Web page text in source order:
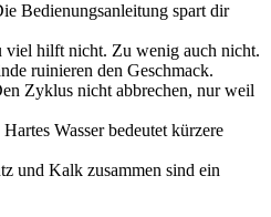
Bedienungsanleitung spart dir
viel hilft nicht. Zu wenig auch nicht.
ruinieren den Geschmack.
Zyklus nicht abbrechen, nur weil
Hartes Wasser bedeutet kürzere
und Kalk zusammen sind ein